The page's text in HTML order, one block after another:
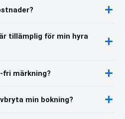
tillämplig för min hyra
fri märkning?
min bokning?